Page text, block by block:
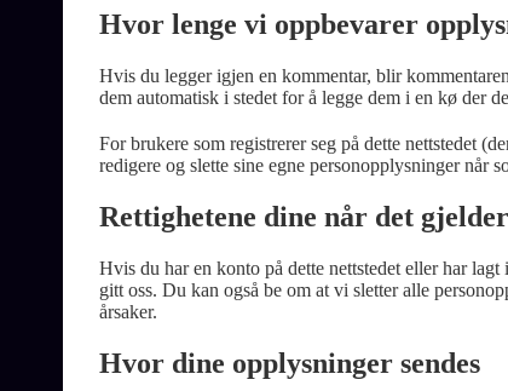
Hvor lenge vi oppbevarer
Hvis du legger igjen en kommentar, blir
dem automatisk i stedet for å legge dem i en kø der
For brukere som registrerer seg på dette nettstedet
redigere og slette sine egne personopplysninger når
Rettighetene dine når det
Hvis du har en konto på dette nettstedet eller har
gitt oss. Du kan også be om at vi sletter alle
årsaker.
Hvor dine opplysninger sendes